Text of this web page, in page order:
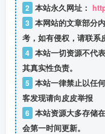
2 本站永久网址：
3 本网站的文章部分
考，如有侵权，请联系
4 本站一切资源不代
其真实性负责。
5 本站一律禁止以任
客发现请向皮皮举报
6 本站资源大多存储
会第一时间更新。